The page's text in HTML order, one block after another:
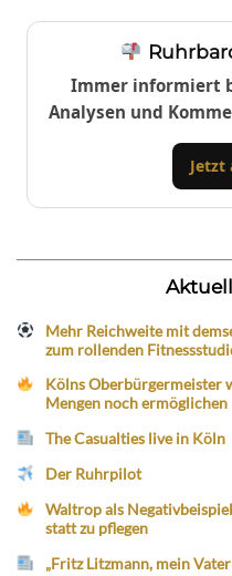
Immer informiert
Analysen und
Jetzt
Mehr Reichweite mit
zum rollenden
Kölns Oberbürgermeister
Mengen noch ermöglichen
The Casualties live in Köln
Der Ruhrpilot
Waltrop als
statt zu pflegen
„Fritz Litzmann, mein